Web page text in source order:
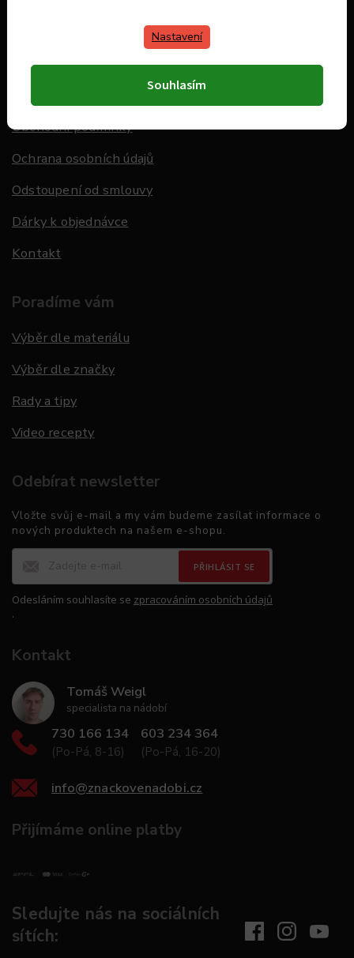
Nastavení
Souhlasím
Informace pro Vás
Obchodní podmínky
Ochrana osobních údajů
Odstoupení od smlouvy
Dárky k objednávce
Kontakt
Poradíme vám
Výběr dle materiálu
Výběr dle značky
Rady a tipy
Video recepty
Odebírat newsletter
Vložte svůj e-mail a my vám budeme zasílat informace o
nových produktech na našem e-shopu.
PŘIHLÁSIT SE
Odesláním souhlasíte se zpracováním osobních údajů
.
Kontakt
Tomáš Weigl
specialista na nádobí
730 166 134
(Po-Pá, 8-16)
603 234 364
(Po-Pá, 16-20)
info@znackovenadobi.cz
Přijímáme online platby
Sledujte nás na sociálních
sítích: